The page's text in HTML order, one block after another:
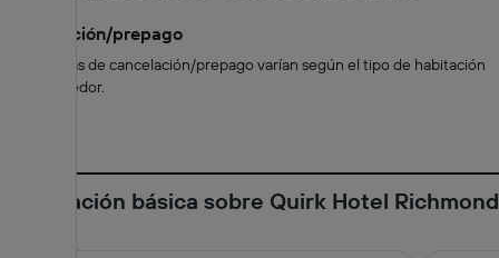
Cancelación/prepago
Las políticas de cancelación/prepago varían según el tipo de habitación
y el proveedor.
Información básica sobre Quirk Hotel Richmond